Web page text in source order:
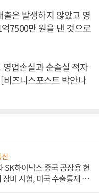
은 발생하지 않았고 영
7500만 원을 낸 것으로
업손실과 순솔실 적자
즈니스포스트 박안나
신
SK하이닉스 중국 공장용 현
장비 시험, 미국 수출통제 대